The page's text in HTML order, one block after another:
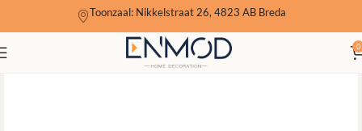
Toonzaal: Nikkelstraat 26, 4823 AB Breda
0